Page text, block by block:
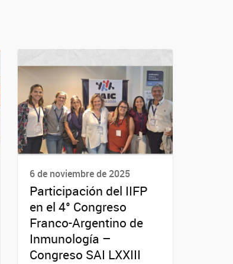
6 de noviembre de 2025
Participación del IIFP
en el 4° Congreso
Franco-Argentino de
Inmunología –
Congreso SAI LXXIII